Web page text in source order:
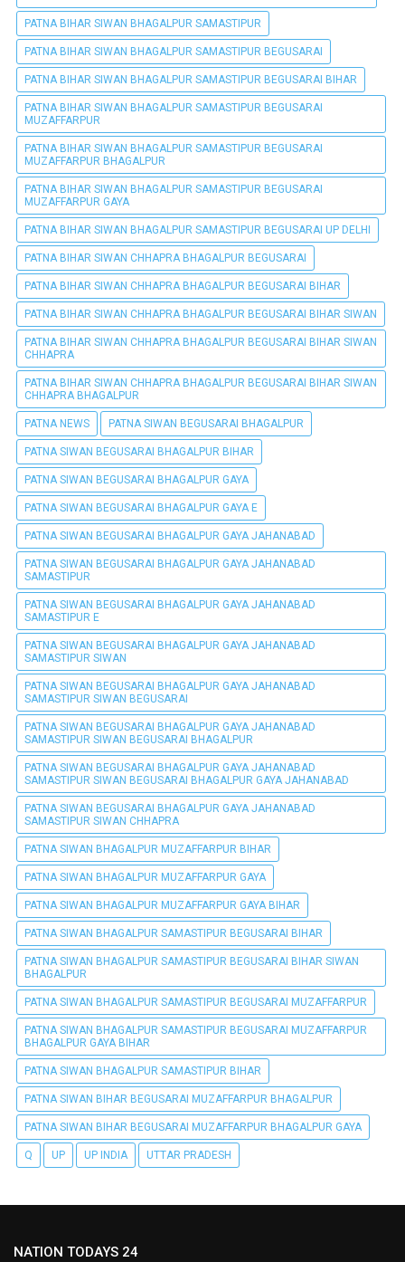
PATNA BIHAR SIWAN BHAGALPUR SAMASTIPUR
PATNA BIHAR SIWAN BHAGALPUR SAMASTIPUR BEGUSARAI
PATNA BIHAR SIWAN BHAGALPUR SAMASTIPUR BEGUSARAI BIHAR
PATNA BIHAR SIWAN BHAGALPUR SAMASTIPUR BEGUSARAI
MUZAFFARPUR
PATNA BIHAR SIWAN BHAGALPUR SAMASTIPUR BEGUSARAI
MUZAFFARPUR BHAGALPUR
PATNA BIHAR SIWAN BHAGALPUR SAMASTIPUR BEGUSARAI
MUZAFFARPUR GAYA
PATNA BIHAR SIWAN BHAGALPUR SAMASTIPUR BEGUSARAI UP DELHI
PATNA BIHAR SIWAN CHHAPRA BHAGALPUR BEGUSARAI
PATNA BIHAR SIWAN CHHAPRA BHAGALPUR BEGUSARAI BIHAR
PATNA BIHAR SIWAN CHHAPRA BHAGALPUR BEGUSARAI BIHAR SIWAN
PATNA BIHAR SIWAN CHHAPRA BHAGALPUR BEGUSARAI BIHAR SIWAN
CHHAPRA
PATNA BIHAR SIWAN CHHAPRA BHAGALPUR BEGUSARAI BIHAR SIWAN
CHHAPRA BHAGALPUR
PATNA NEWS PATNA SIWAN BEGUSARAI BHAGALPUR
PATNA SIWAN BEGUSARAI BHAGALPUR BIHAR
PATNA SIWAN BEGUSARAI BHAGALPUR GAYA
PATNA SIWAN BEGUSARAI BHAGALPUR GAYA E
PATNA SIWAN BEGUSARAI BHAGALPUR GAYA JAHANABAD
PATNA SIWAN BEGUSARAI BHAGALPUR GAYA JAHANABAD
SAMASTIPUR
PATNA SIWAN BEGUSARAI BHAGALPUR GAYA JAHANABAD
SAMASTIPUR E
PATNA SIWAN BEGUSARAI BHAGALPUR GAYA JAHANABAD
SAMASTIPUR SIWAN
PATNA SIWAN BEGUSARAI BHAGALPUR GAYA JAHANABAD
SAMASTIPUR SIWAN BEGUSARAI
PATNA SIWAN BEGUSARAI BHAGALPUR GAYA JAHANABAD
SAMASTIPUR SIWAN BEGUSARAI BHAGALPUR
PATNA SIWAN BEGUSARAI BHAGALPUR GAYA JAHANABAD
SAMASTIPUR SIWAN BEGUSARAI BHAGALPUR GAYA JAHANABAD
PATNA SIWAN BEGUSARAI BHAGALPUR GAYA JAHANABAD
SAMASTIPUR SIWAN CHHAPRA
PATNA SIWAN BHAGALPUR MUZAFFARPUR BIHAR
PATNA SIWAN BHAGALPUR MUZAFFARPUR GAYA
PATNA SIWAN BHAGALPUR MUZAFFARPUR GAYA BIHAR
PATNA SIWAN BHAGALPUR SAMASTIPUR BEGUSARAI BIHAR
PATNA SIWAN BHAGALPUR SAMASTIPUR BEGUSARAI BIHAR SIWAN
BHAGALPUR
PATNA SIWAN BHAGALPUR SAMASTIPUR BEGUSARAI MUZAFFARPUR
PATNA SIWAN BHAGALPUR SAMASTIPUR BEGUSARAI MUZAFFARPUR
BHAGALPUR GAYA BIHAR
PATNA SIWAN BHAGALPUR SAMASTIPUR BIHAR
PATNA SIWAN BIHAR BEGUSARAI MUZAFFARPUR BHAGALPUR
PATNA SIWAN BIHAR BEGUSARAI MUZAFFARPUR BHAGALPUR GAYA
Q UP UP INDIA UTTAR PRADESH
NATION TODAYS 24